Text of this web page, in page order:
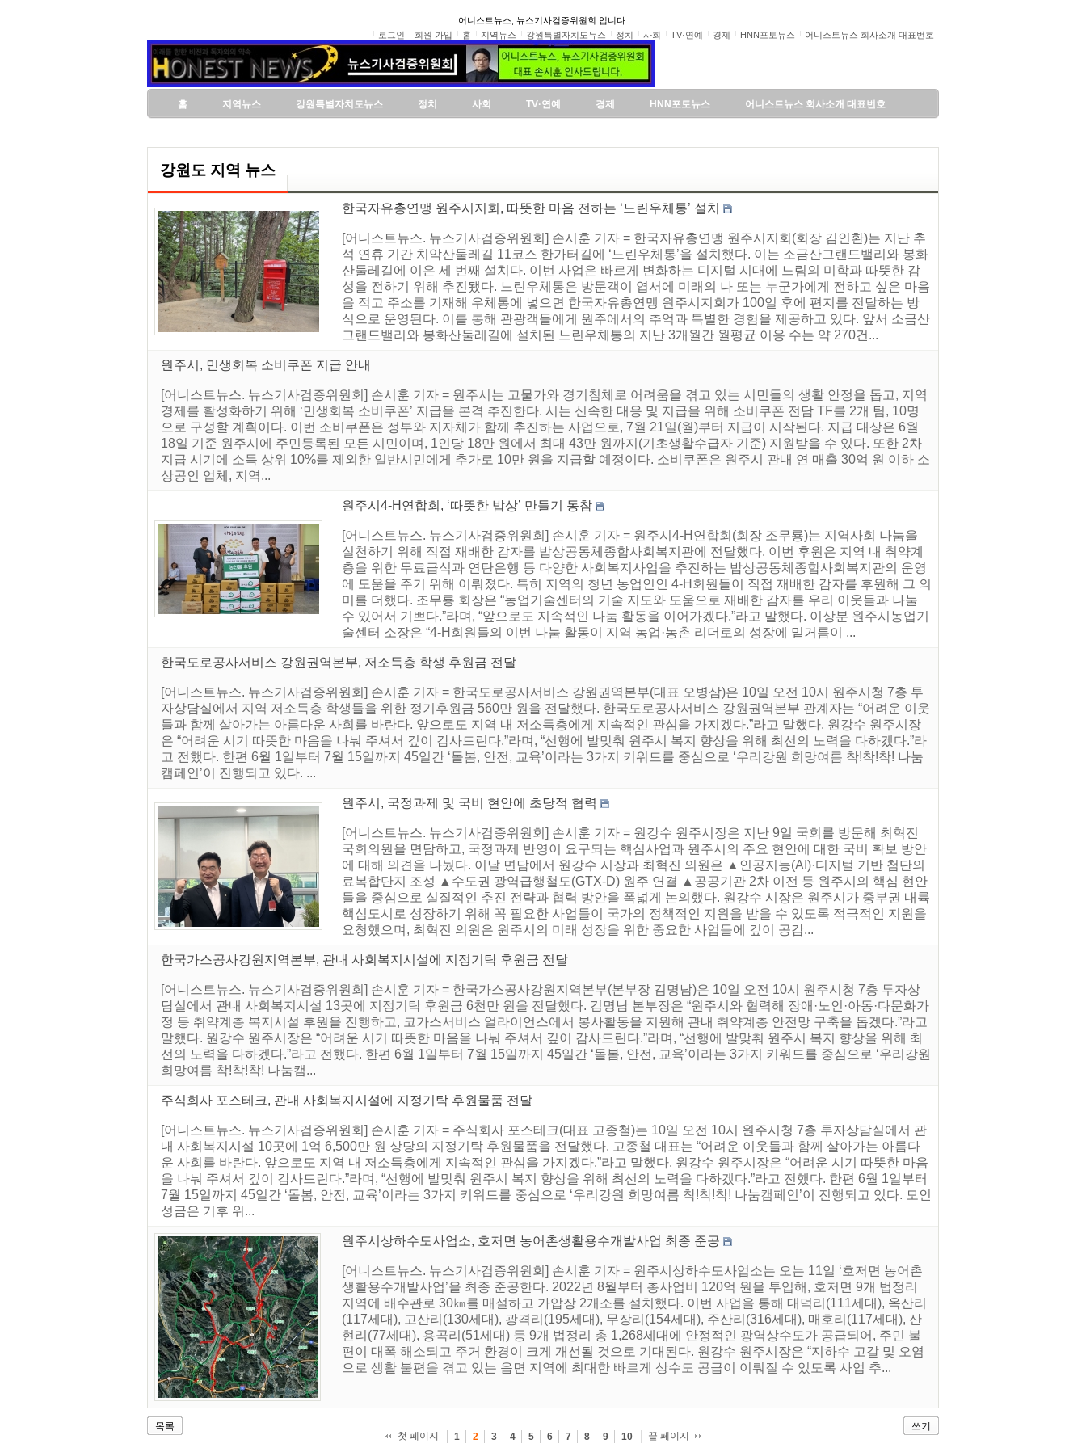
어니스트뉴스, 뉴스기사검증위원회 입니다.
로그인
회원 가입 홈 지역뉴스 강원특별자치도뉴스 정치 사회 TV·연예 경제 HNN포토뉴스 어니스트뉴스 회사소개 대표번호
홈 지역뉴스 강원특별자치도뉴스 정치 사회 TV·연예 경제 HNN포토뉴스 어니스트뉴스 회사소개 대표번호
강원도 지역 뉴스
한국자유총연맹 원주시지회, 따뜻한 마음 전하는 ‘느린우체통’ 설치
[어니스트뉴스. 뉴스기사검증위원회] 손시훈 기자 = 한국자유총연맹 원주시지회(회장 김인환)는 지난 추
석 연휴 기간 치악산둘레길 11코스 한가터길에 ‘느린우체통’을 설치했다. 이는 소금산그랜드밸리와 봉화
산둘레길에 이은 세 번째 설치다. 이번 사업은 빠르게 변화하는 디지털 시대에 느림의 미학과 따뜻한 감
성을 전하기 위해 추진됐다. 느린우체통은 방문객이 엽서에 미래의 나 또는 누군가에게 전하고 싶은 마음
을 적고 주소를 기재해 우체통에 넣으면 한국자유총연맹 원주시지회가 100일 후에 편지를 전달하는 방
식으로 운영된다. 이를 통해 관광객들에게 원주에서의 추억과 특별한 경험을 제공하고 있다. 앞서 소금산
그랜드밸리와 봉화산둘레길에 설치된 느린우체통의 지난 3개월간 월평균 이용 수는 약 270건...
원주시, 민생회복 소비쿠폰 지급 안내
[어니스트뉴스. 뉴스기사검증위원회] 손시훈 기자 = 원주시는 고물가와 경기침체로 어려움을 겪고 있는 시민들의 생활 안정을 돕고, 지역
경제를 활성화하기 위해 ‘민생회복 소비쿠폰’ 지급을 본격 추진한다. 시는 신속한 대응 및 지급을 위해 소비쿠폰 전담 TF를 2개 팀, 10명
으로 구성할 계획이다. 이번 소비쿠폰은 정부와 지자체가 함께 추진하는 사업으로, 7월 21일(월)부터 지급이 시작된다. 지급 대상은 6월
18일 기준 원주시에 주민등록된 모든 시민이며, 1인당 18만 원에서 최대 43만 원까지(기초생활수급자 기준) 지원받을 수 있다. 또한 2차
지급 시기에 소득 상위 10%를 제외한 일반시민에게 추가로 10만 원을 지급할 예정이다. 소비쿠폰은 원주시 관내 연 매출 30억 원 이하 소
상공인 업체, 지역...
원주시4-H연합회, ‘따뜻한 밥상’ 만들기 동참
[어니스트뉴스. 뉴스기사검증위원회] 손시훈 기자 = 원주시4-H연합회(회장 조무룡)는 지역사회 나눔을
실천하기 위해 직접 재배한 감자를 밥상공동체종합사회복지관에 전달했다. 이번 후원은 지역 내 취약계
층을 위한 무료급식과 연탄은행 등 다양한 사회복지사업을 추진하는 밥상공동체종합사회복지관의 운영
에 도움을 주기 위해 이뤄졌다. 특히 지역의 청년 농업인인 4-H회원들이 직접 재배한 감자를 후원해 그 의
미를 더했다. 조무룡 회장은 “농업기술센터의 기술 지도와 도움으로 재배한 감자를 우리 이웃들과 나눌
수 있어서 기쁘다.”라며, “앞으로도 지속적인 나눔 활동을 이어가겠다.”라고 말했다. 이상분 원주시농업기
술센터 소장은 “4-H회원들의 이번 나눔 활동이 지역 농업·농촌 리더로의 성장에 밑거름이 ...
한국도로공사서비스 강원권역본부, 저소득층 학생 후원금 전달
[어니스트뉴스. 뉴스기사검증위원회] 손시훈 기자 = 한국도로공사서비스 강원권역본부(대표 오병삼)은 10일 오전 10시 원주시청 7층 투
자상담실에서 지역 저소득층 학생들을 위한 정기후원금 560만 원을 전달했다. 한국도로공사서비스 강원권역본부 관계자는 “어려운 이웃
들과 함께 살아가는 아름다운 사회를 바란다. 앞으로도 지역 내 저소득층에게 지속적인 관심을 가지겠다.”라고 말했다. 원강수 원주시장
은 “어려운 시기 따뜻한 마음을 나눠 주셔서 깊이 감사드린다.”라며, “선행에 발맞춰 원주시 복지 향상을 위해 최선의 노력을 다하겠다.”라
고 전했다. 한편 6월 1일부터 7월 15일까지 45일간 ‘돌봄, 안전, 교육’이라는 3가지 키워드를 중심으로 ‘우리강원 희망여름 착!착!착! 나눔
캠페인’이 진행되고 있다. ...
원주시, 국정과제 및 국비 현안에 초당적 협력
[어니스트뉴스. 뉴스기사검증위원회] 손시훈 기자 = 원강수 원주시장은 지난 9일 국회를 방문해 최혁진
국회의원을 면담하고, 국정과제 반영이 요구되는 핵심사업과 원주시의 주요 현안에 대한 국비 확보 방안
에 대해 의견을 나눴다. 이날 면담에서 원강수 시장과 최혁진 의원은 ▲인공지능(AI)·디지털 기반 첨단의
료복합단지 조성 ▲수도권 광역급행철도(GTX-D) 원주 연결 ▲공공기관 2차 이전 등 원주시의 핵심 현안
들을 중심으로 실질적인 추진 전략과 협력 방안을 폭넓게 논의했다. 원강수 시장은 원주시가 중부권 내륙
핵심도시로 성장하기 위해 꼭 필요한 사업들이 국가의 정책적인 지원을 받을 수 있도록 적극적인 지원을
요청했으며, 최혁진 의원은 원주시의 미래 성장을 위한 중요한 사업들에 깊이 공감...
한국가스공사강원지역본부, 관내 사회복지시설에 지정기탁 후원금 전달
[어니스트뉴스. 뉴스기사검증위원회] 손시훈 기자 = 한국가스공사강원지역본부(본부장 김명남)은 10일 오전 10시 원주시청 7층 투자상
담실에서 관내 사회복지시설 13곳에 지정기탁 후원금 6천만 원을 전달했다. 김명남 본부장은 “원주시와 협력해 장애·노인·아동·다문화가
정 등 취약계층 복지시설 후원을 진행하고, 코가스서비스 얼라이언스에서 봉사활동을 지원해 관내 취약계층 안전망 구축을 돕겠다.”라고
말했다. 원강수 원주시장은 “어려운 시기 따뜻한 마음을 나눠 주셔서 깊이 감사드린다.”라며, “선행에 발맞춰 원주시 복지 향상을 위해 최
선의 노력을 다하겠다.”라고 전했다. 한편 6월 1일부터 7월 15일까지 45일간 ‘돌봄, 안전, 교육’이라는 3가지 키워드를 중심으로 ‘우리강원
희망여름 착!착!착! 나눔캠...
주식회사 포스테크, 관내 사회복지시설에 지정기탁 후원물품 전달
[어니스트뉴스. 뉴스기사검증위원회] 손시훈 기자 = 주식회사 포스테크(대표 고종철)는 10일 오전 10시 원주시청 7층 투자상담실에서 관
내 사회복지시설 10곳에 1억 6,500만 원 상당의 지정기탁 후원물품을 전달했다. 고종철 대표는 “어려운 이웃들과 함께 살아가는 아름다
운 사회를 바란다. 앞으로도 지역 내 저소득층에게 지속적인 관심을 가지겠다.”라고 말했다. 원강수 원주시장은 “어려운 시기 따뜻한 마음
을 나눠 주셔서 깊이 감사드린다.”라며, “선행에 발맞춰 원주시 복지 향상을 위해 최선의 노력을 다하겠다.”라고 전했다. 한편 6월 1일부터
7월 15일까지 45일간 ‘돌봄, 안전, 교육’이라는 3가지 키워드를 중심으로 ‘우리강원 희망여름 착!착!착! 나눔캠페인’이 진행되고 있다. 모인
성금은 기후 위...
원주시상하수도사업소, 호저면 농어촌생활용수개발사업 최종 준공
[어니스트뉴스. 뉴스기사검증위원회] 손시훈 기자 = 원주시상하수도사업소는 오는 11일 ‘호저면 농어촌
생활용수개발사업’을 최종 준공한다. 2022년 8월부터 총사업비 120억 원을 투입해, 호저면 9개 법정리
지역에 배수관로 30㎞를 매설하고 가압장 2개소를 설치했다. 이번 사업을 통해 대덕리(111세대), 옥산리
(117세대), 고산리(130세대), 광격리(195세대), 무장리(154세대), 주산리(316세대), 매호리(117세대), 산
현리(77세대), 용곡리(51세대) 등 9개 법정리 총 1,268세대에 안정적인 광역상수도가 공급되어, 주민 불
편이 대폭 해소되고 주거 환경이 크게 개선될 것으로 기대된다. 원강수 원주시장은 “지하수 고갈 및 오염
으로 생활 불편을 겪고 있는 읍면 지역에 최대한 빠르게 상수도 공급이 이뤄질 수 있도록 사업 추...
목록
쓰기
첫 페이지
1 2 3 4 5 6 7 8 9 10 끝 페이지